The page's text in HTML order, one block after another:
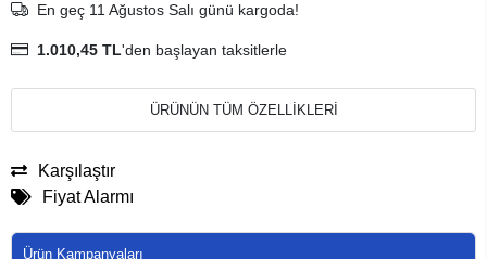
En geç 11 Ağustos Salı günü kargoda!
1.010,45 TL'den başlayan taksitlerle
ÜRÜNÜN TÜM ÖZELLİKLERİ
Karşılaştır
Fiyat Alarmı
Ürün Kampanyaları